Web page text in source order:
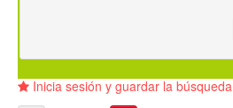
Inicia sesión y guardar la búsqueda